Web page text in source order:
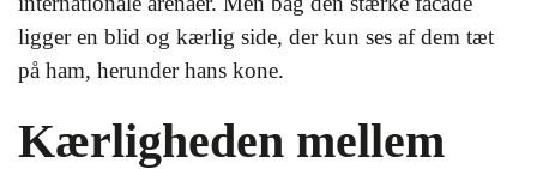
ligger en blid og kærlig side, der kun ses af dem tæt
på ham, herunder hans kone.
Kærligheden mellem